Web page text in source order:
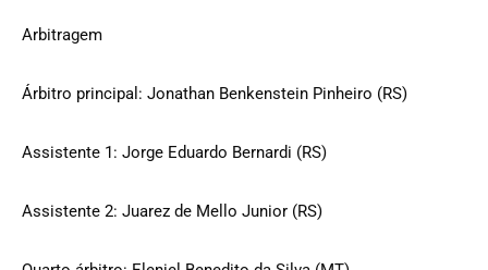
Arbitragem
Árbitro principal: Jonathan Benkenstein Pinheiro (RS)
Assistente 1: Jorge Eduardo Bernardi (RS)
Assistente 2: Juarez de Mello Junior (RS)